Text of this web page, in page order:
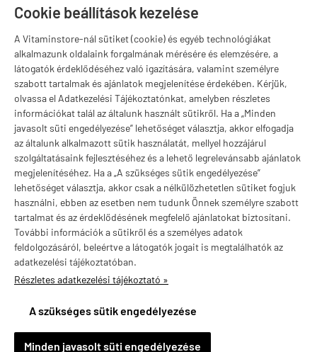
Cookie beállítások kezelése
A Vitaminstore-nál sütiket (cookie) és egyéb technológiákat
alkalmazunk oldalaink forgalmának mérésére és elemzésére, a
látogatók érdeklődéséhez való igazítására, valamint személyre
szabott tartalmak és ajánlatok megjelenítése érdekében. Kérjük,
olvassa el Adatkezelési Tájékoztatónkat, amelyben részletes
információkat talál az általunk használt sütikről. Ha a „Minden
javasolt süti engedélyezése” lehetőséget választja, akkor elfogadja
az általunk alkalmazott sütik használatát, mellyel hozzájárul
szolgáltatásaink fejlesztéséhez és a lehető legrelevánsabb ajánlatok
megjelenítéséhez. Ha a „A szükséges sütik engedélyezése”
lehetőséget választja, akkor csak a nélkülözhetetlen sütiket fogjuk
használni, ebben az esetben nem tudunk Önnek személyre szabott
tartalmat és az érdeklődésének megfelelő ajánlatokat biztosítani.
További információk a sütikről és a személyes adatok
feldolgozásáról, beleértve a látogatók jogait is megtalálhatók az
adatkezelési tájékoztatóban.
Részletes adatkezelési tájékoztató »
A szükséges sütik engedélyezése
Minden javasolt süti engedélyezése
Szugló u. 83-85.
Márkák
Valuta választás
vitaminstore.hu -Vitaminstore / Gymstore Hungary
M
Medve Érd településről
Vásárolt a webáruházban